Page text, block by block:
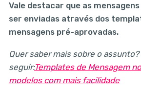
Vale destacar que as
ser enviadas através dos
mensagens pré-aprovadas.
Quer saber mais sobre o
seguir:Templates de Mensagem
modelos com mais facilidade